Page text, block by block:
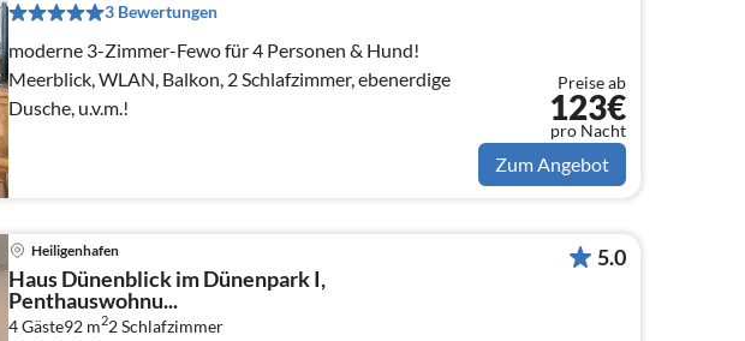
3 Bewertungen
moderne 3-Zimmer-Fewo für 4 Personen & Hund!
Meerblick, WLAN, Balkon, 2 Schlafzimmer, ebenerdige
Dusche, u.v.m.!
Preise ab
123€
pro Nacht
Zum Angebot
Heiligenhafen
Haus Dünenblick im Dünenpark I,
Penthauswohnu...
4 Gäste92 m22Schlafzimmer
5.0